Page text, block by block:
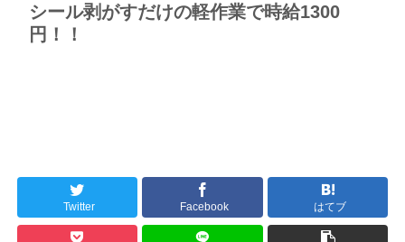
シール剥がすだけの軽作業で時給1300
円！！
Twitter Facebook はてブ